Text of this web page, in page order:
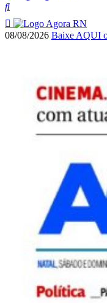
08/08/2026 Baixe AQUI